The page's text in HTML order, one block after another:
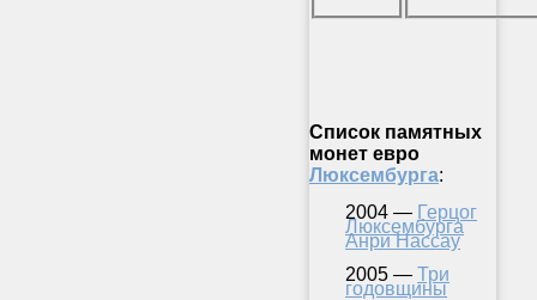
Список памятных
монет евро
Люксембурга:
2004 — Герцог
Люксембурга
Анри Нассау
2005 — Три
годовщины